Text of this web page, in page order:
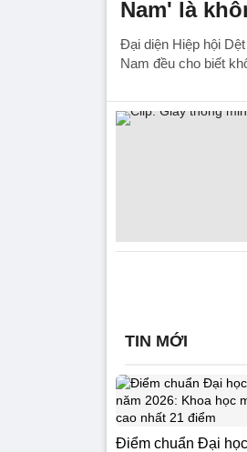
Nam' là
Đại diện Hiệp hội
Nam đều cho biết
TIN MỚI
Điểm chuẩn Đại